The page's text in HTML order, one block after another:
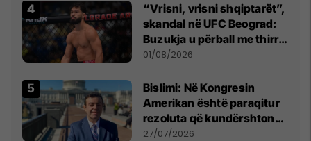
“Vrisni, vrisni shqiptarët”,
skandal në UFC Beograd:
Buzukja u përball me thirrje
anti-shqiptare nga
01/08/2026
Bislimi: Në Kongresin
Amerikan është paraqitur
rezoluta që kundërshton
mbajtjen e Asamblesë
27/07/2026